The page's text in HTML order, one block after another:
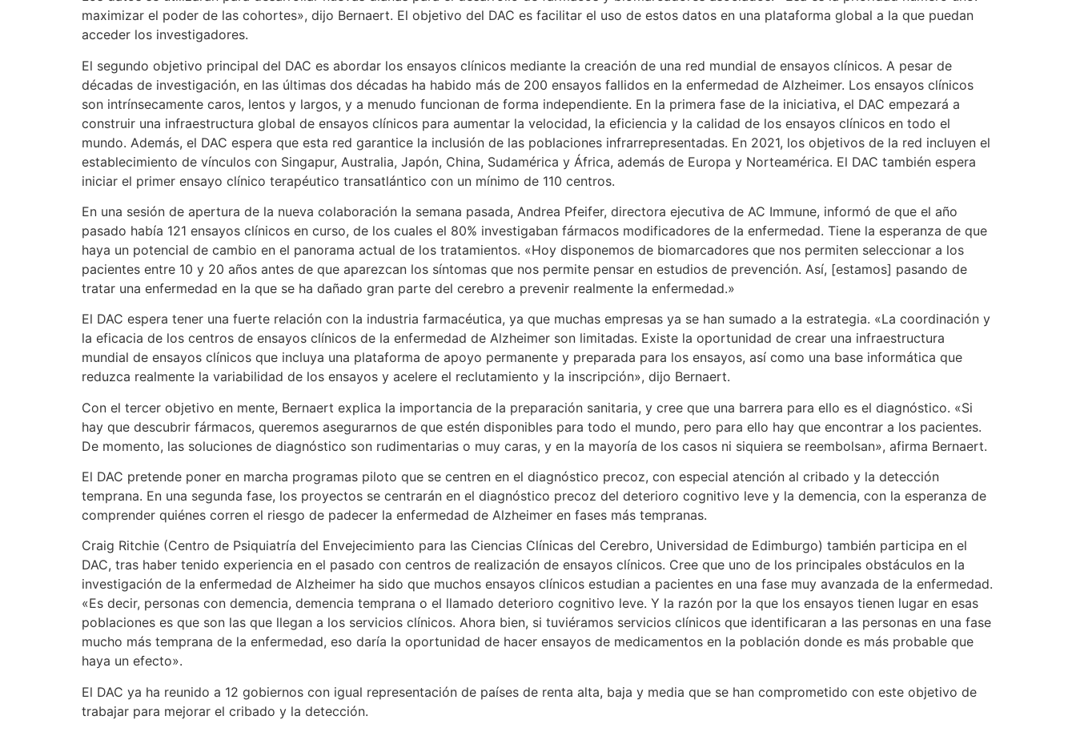
maximizar el poder de las cohortes», dijo Bernaert. El objetivo del DAC es facilitar el uso de estos datos en una plataforma global a la que puedan
acceder los investigadores.
El segundo objetivo principal del DAC es abordar los ensayos clínicos mediante la creación de una red mundial de ensayos clínicos. A pesar de
décadas de investigación, en las últimas dos décadas ha habido más de 200 ensayos fallidos en la enfermedad de Alzheimer. Los ensayos clínicos
son intrínsecamente caros, lentos y largos, y a menudo funcionan de forma independiente. En la primera fase de la iniciativa, el DAC empezará a
construir una infraestructura global de ensayos clínicos para aumentar la velocidad, la eficiencia y la calidad de los ensayos clínicos en todo el
mundo. Además, el DAC espera que esta red garantice la inclusión de las poblaciones infrarrepresentadas. En 2021, los objetivos de la red incluyen el
establecimiento de vínculos con Singapur, Australia, Japón, China, Sudamérica y África, además de Europa y Norteamérica. El DAC también espera
iniciar el primer ensayo clínico terapéutico transatlántico con un mínimo de 110 centros.
En una sesión de apertura de la nueva colaboración la semana pasada, Andrea Pfeifer, directora ejecutiva de AC Immune, informó de que el año
pasado había 121 ensayos clínicos en curso, de los cuales el 80% investigaban fármacos modificadores de la enfermedad. Tiene la esperanza de que
haya un potencial de cambio en el panorama actual de los tratamientos. «Hoy disponemos de biomarcadores que nos permiten seleccionar a los
pacientes entre 10 y 20 años antes de que aparezcan los síntomas que nos permite pensar en estudios de prevención. Así, [estamos] pasando de
tratar una enfermedad en la que se ha dañado gran parte del cerebro a prevenir realmente la enfermedad.»
El DAC espera tener una fuerte relación con la industria farmacéutica, ya que muchas empresas ya se han sumado a la estrategia. «La coordinación y
la eficacia de los centros de ensayos clínicos de la enfermedad de Alzheimer son limitadas. Existe la oportunidad de crear una infraestructura
mundial de ensayos clínicos que incluya una plataforma de apoyo permanente y preparada para los ensayos, así como una base informática que
reduzca realmente la variabilidad de los ensayos y acelere el reclutamiento y la inscripción», dijo Bernaert.
Con el tercer objetivo en mente, Bernaert explica la importancia de la preparación sanitaria, y cree que una barrera para ello es el diagnóstico. «Si
hay que descubrir fármacos, queremos asegurarnos de que estén disponibles para todo el mundo, pero para ello hay que encontrar a los pacientes.
De momento, las soluciones de diagnóstico son rudimentarias o muy caras, y en la mayoría de los casos ni siquiera se reembolsan», afirma Bernaert.
El DAC pretende poner en marcha programas piloto que se centren en el diagnóstico precoz, con especial atención al cribado y la detección
temprana. En una segunda fase, los proyectos se centrarán en el diagnóstico precoz del deterioro cognitivo leve y la demencia, con la esperanza de
comprender quiénes corren el riesgo de padecer la enfermedad de Alzheimer en fases más tempranas.
Craig Ritchie (Centro de Psiquiatría del Envejecimiento para las Ciencias Clínicas del Cerebro, Universidad de Edimburgo) también participa en el
DAC, tras haber tenido experiencia en el pasado con centros de realización de ensayos clínicos. Cree que uno de los principales obstáculos en la
investigación de la enfermedad de Alzheimer ha sido que muchos ensayos clínicos estudian a pacientes en una fase muy avanzada de la enfermedad.
«Es decir, personas con demencia, demencia temprana o el llamado deterioro cognitivo leve. Y la razón por la que los ensayos tienen lugar en esas
poblaciones es que son las que llegan a los servicios clínicos. Ahora bien, si tuviéramos servicios clínicos que identificaran a las personas en una fase
mucho más temprana de la enfermedad, eso daría la oportunidad de hacer ensayos de medicamentos en la población donde es más probable que
haya un efecto».
El DAC ya ha reunido a 12 gobiernos con igual representación de países de renta alta, baja y media que se han comprometido con este objetivo de
trabajar para mejorar el cribado y la detección.